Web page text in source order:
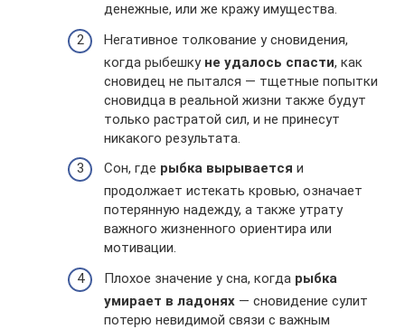
денежные, или же кражу имущества.
Негативное толкование у сновидения,
когда рыбешку не удалось спасти, как
сновидец не пытался — тщетные попытки
сновидца в реальной жизни также будут
только растратой сил, и не принесут
никакого результата.
Сон, где рыбка вырывается и
продолжает истекать кровью, означает
потерянную надежду, а также утрату
важного жизненного ориентира или
мотивации.
Плохое значение у сна, когда рыбка
умирает в ладонях — сновидение сулит
потерю невидимой связи с важным